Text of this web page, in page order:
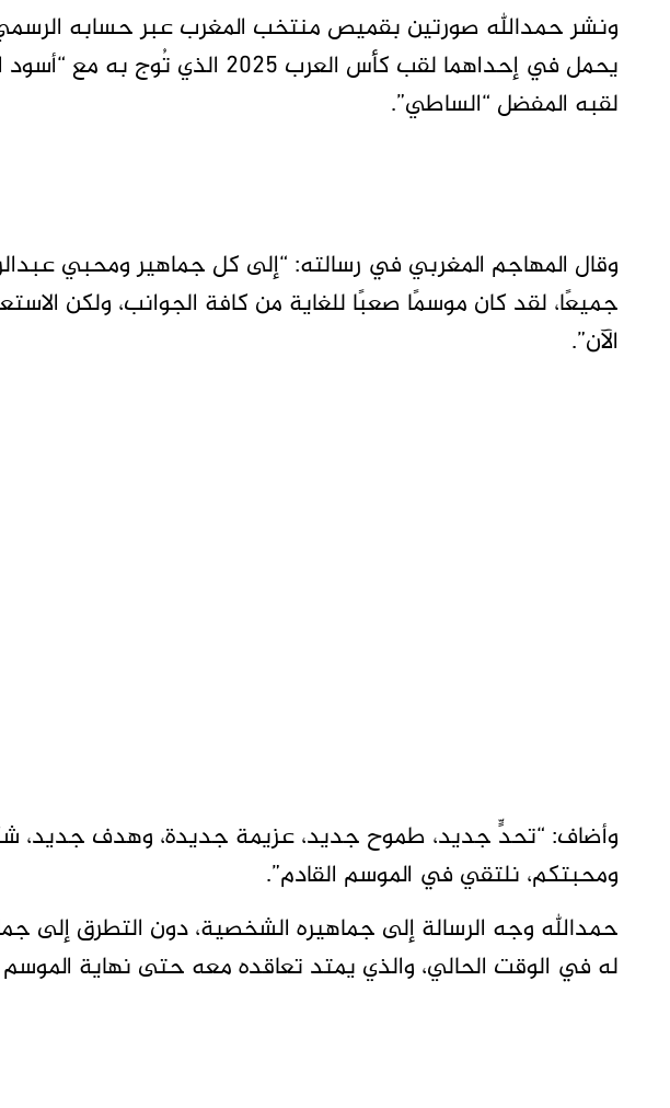
ونشر حمدالله صورتين بقميص منتخب المغرب عبر حسابه
يحمل في إحداهما لقب كأس العرب 2025
لقبه المفضل “الساطي”.
وقال المهاجم المغربي في رسالته: “إلى كل جماهير ومحبي
جميعًا، لقد كان موسمًا صعبًا للغاية من كافة الجوانب، ولكن
الآن”.
وأضاف: “تحدٍّ جديد، طموح جديد، عزيمة جديدة، وهدف جديد،
ومحبتكم، نلتقي في الموسم القادم”.
حمدالله وجه الرسالة إلى جماهيره الشخصية، دون التطرق إلى
له في الوقت الحالي، والذي يمتد تعاقده معه حتى نهاية الموسم المقبل